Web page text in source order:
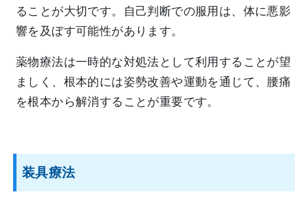
ることが大切です。自己判断での服用は、体に悪影
響を及ぼす可能性があります。
薬物療法は一時的な対処法として利用することが望
ましく、根本的には姿勢改善や運動を通じて、腰痛
を根本から解消することが重要です。
装具療法